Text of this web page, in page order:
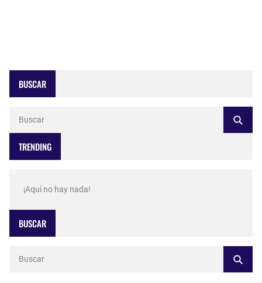
BUSCAR
TRENDING
¡Aquí no hay nada!
BUSCAR